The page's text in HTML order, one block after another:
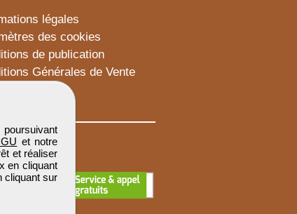
et notre
et réaliser
en cliquant
cliquant sur
légales
des cookies
de publication
Générales de Vente